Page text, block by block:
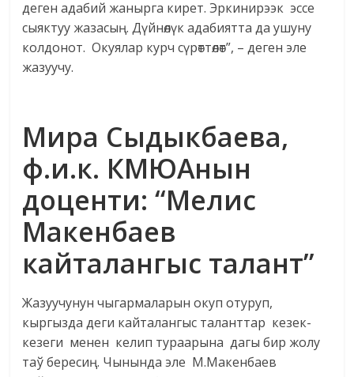
деген адабий жанырга кирет. Эркинирээк эссе
сыяктуу жазасың. Дүйнөлүк адабиятта да ушуну
колдонот. Окуялар курч сүрөттөлөт”, – деген эле
жазуучу.
Мира Сыдыкбаева,
ф.и.к. КМЮАнын
доценти: “Мелис
Макенбаев
кайталангыс талант”
Жазуучунун чыгармаларын окуп отуруп,
кыргызда деги кайталангыс таланттар кезек-
кезеги менен келип тураарына дагы бир жолу
таў бересиң. Чынында эле М.Макенбаев